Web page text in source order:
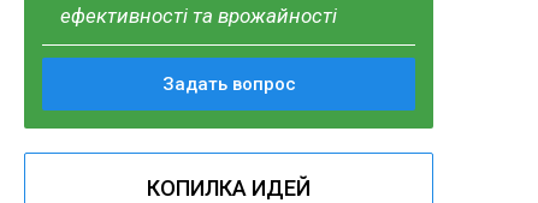
ефективності та врожайності
Задать вопрос
КОПИЛКА ИДЕЙ